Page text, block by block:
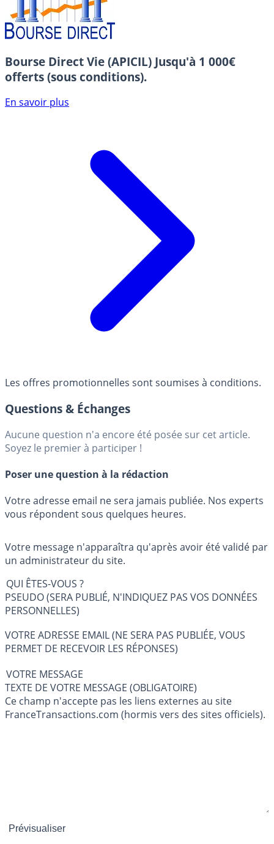
Bourse Direct Vie (APICIL) Jusqu'à 1 000€
offerts (sous conditions).
En savoir plus
Les offres promotionnelles sont soumises à conditions.
Questions & Échanges
Aucune question n'a encore été posée sur cet article.
Soyez le premier à participer !
Poser une question à la rédaction
Votre adresse email ne sera jamais publiée. Nos experts
vous répondent sous quelques heures.
Votre message n'apparaîtra qu'après avoir été validé par
un administrateur du site.
QUI ÊTES-VOUS ?
PSEUDO (SERA PUBLIÉ, N'INDIQUEZ PAS VOS DONNÉES
PERSONNELLES)
VOTRE ADRESSE EMAIL (NE SERA PAS PUBLIÉE, VOUS
PERMET DE RECEVOIR LES RÉPONSES)
VOTRE MESSAGE
TEXTE DE VOTRE MESSAGE (OBLIGATOIRE)
Ce champ n'accepte pas les liens externes au site
FranceTransactions.com (hormis vers des sites officiels).